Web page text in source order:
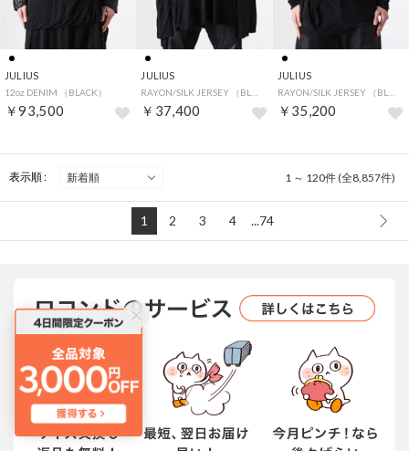
JULIUS
12oz DENIM （BLACK）
￥93,500
JULIUS
￥37,400
JULIUS
￥35,200
表示順 : 1 ～ 120件 (全8,857件)
1 2 3 4 ...74